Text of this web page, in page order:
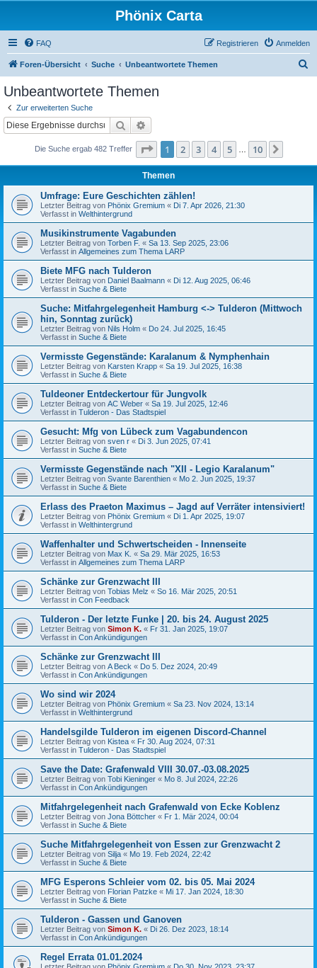
Phönix Carta
FAQ Anmelden
Registrieren
Foren-Übersicht Suche Unbeantwortete Themen
Unbeantwortete Themen
Zur erweiterten Suche
Suche
Die Suche ergab 482 Treffer Seite 1von 10
1 2 3 4 5 10
Themen
Umfrage: Eure Geschichten zählen!
Letzter Beitrag von Phönix Gremium « Di 7. Apr 2026, 21:30
Verfasst in Welthintergrund
Musikinstrumente Vagabunden
Letzter Beitrag von Torben F. « Sa 13. Sep 2025, 23:06
Verfasst in Allgemeines zum Thema LARP
Biete MFG nach Tulderon
Letzter Beitrag von Daniel Baalmann « Di 12. Aug 2025, 06:46
Verfasst in Suche & Biete
Suche: Mitfahrgelegenheit Hamburg <-> Tulderon (Mittwoch
hin, Sonntag zurück)
Letzter Beitrag von Nils Holm « Do 24. Jul 2025, 16:45
Verfasst in Suche & Biete
Vermisste Gegenstände: Karalanum & Nymphenhain
Letzter Beitrag von Karsten Krapp « Sa 19. Jul 2025, 16:38
Verfasst in Suche & Biete
Tuldeoner Entdeckertour für Jungvolk
Letzter Beitrag von AC Weber « Sa 19. Jul 2025, 12:46
Verfasst in Tulderon - Das Stadtspiel
Gesucht: Mfg von Lübeck zum Vagabundencon
Letzter Beitrag von sven r « Di 3. Jun 2025, 07:41
Verfasst in Suche & Biete
Vermisste Gegenstände nach "XII - Legio Karalanum"
Letzter Beitrag von Svante Barenthien « Mo 2. Jun 2025, 19:37
Verfasst in Suche & Biete
Erlass des Praeton Maximus – Jagd auf Verräter intensiviert!
Letzter Beitrag von Phönix Gremium « Di 1. Apr 2025, 19:07
Verfasst in Welthintergrund
Waffenhalter und Schwertscheiden - Innenseite
Letzter Beitrag von Max K. « Sa 29. Mär 2025, 16:53
Verfasst in Allgemeines zum Thema LARP
Schänke zur Grenzwacht III
Letzter Beitrag von Tobias Melz « So 16. Mär 2025, 20:51
Verfasst in Con Feedback
Tulderon - Der letzte Funke | 20. bis 24. August 2025
Letzter Beitrag von Simon K. « Fr 31. Jan 2025, 19:07
Verfasst in Con Ankündigungen
Schänke zur Grenzwacht III
Letzter Beitrag von A Beck « Do 5. Dez 2024, 20:49
Verfasst in Con Ankündigungen
Wo sind wir 2024
Letzter Beitrag von Phönix Gremium « Sa 23. Nov 2024, 13:14
Verfasst in Welthintergrund
Handelsgilde Tulderon im eigenen Discord-Channel
Letzter Beitrag von Kistea « Fr 30. Aug 2024, 07:31
Verfasst in Tulderon - Das Stadtspiel
Save the Date: Grafenwald VIII 30.07.-03.08.2025
Letzter Beitrag von Tobi Kieninger « Mo 8. Jul 2024, 22:26
Verfasst in Con Ankündigungen
Mitfahrgelegenheit nach Grafenwald von Ecke Koblenz
Letzter Beitrag von Jona Böttcher « Fr 1. Mär 2024, 00:04
Verfasst in Suche & Biete
Suche Mitfahrgelegenheit von Essen zur Grenzwacht 2
Letzter Beitrag von Silja « Mo 19. Feb 2024, 22:42
Verfasst in Suche & Biete
MFG Esperons Schleier vom 02. bis 05. Mai 2024
Letzter Beitrag von Florian Patzke « Mi 17. Jan 2024, 18:30
Verfasst in Suche & Biete
Tulderon - Gassen und Ganoven
Letzter Beitrag von Simon K. « Di 26. Dez 2023, 18:14
Verfasst in Con Ankündigungen
Regel Errata 01.01.2024
Letzter Beitrag von Phönix Gremium « Do 30. Nov 2023, 23:37